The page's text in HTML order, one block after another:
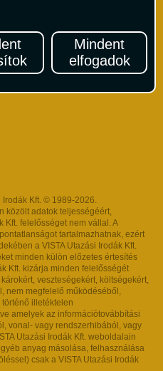
Mindent
elfogadok
legszínesebb utazási
Irodák Kft. © 1989-2026.
közölt adatok teljességéért,
Kft. felelősséget nem vállal. A
tartalmazhatnak, ezért
a VISTA Utazási Irodák Kft.
minden külön előzetes értesítés
Kft. kizárja minden felelősségét
veszteségekért, költségekért,
nem megfelelő működéséből,
illetéktelen
amelyek az információtovábbítási
vonal- vagy rendszerhibából, vagy
Utazási Irodák Kft. weboldalain
anyag másolása, felhasználása
csak a VISTA Utazási Irodák